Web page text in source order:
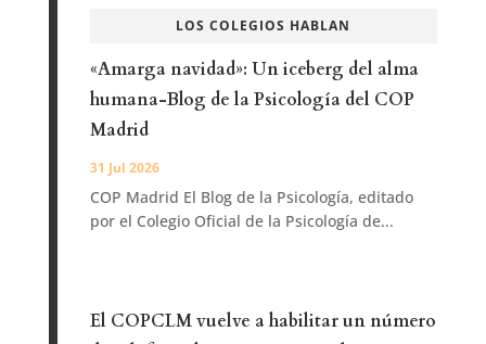
LOS COLEGIOS HABLAN
«Amarga navidad»: Un iceberg del alma
humana-Blog de la Psicología del COP
Madrid
31 Jul 2026
COP Madrid El Blog de la Psicología, editado
por el Colegio Oficial de la Psicología de...
El COPCLM vuelve a habilitar un número